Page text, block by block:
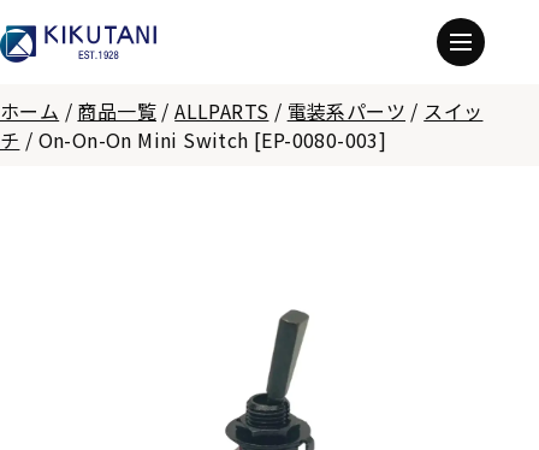
ホーム / 商品一覧 /ALLPARTS / 電装系パーツ / スイッ
チ / On-On-On Mini Switch [EP-0080-003]